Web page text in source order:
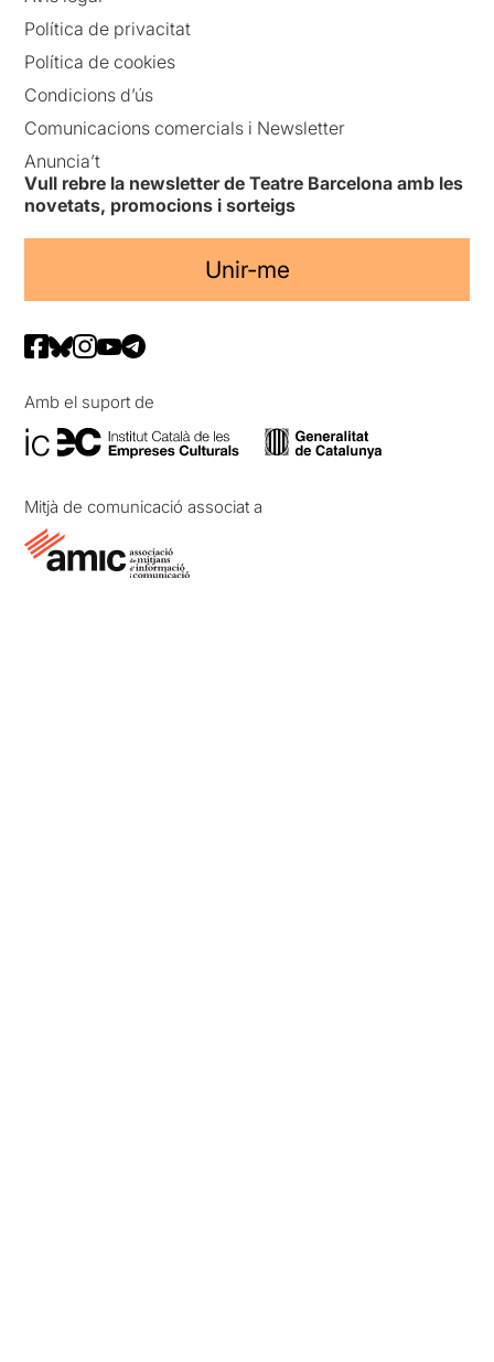
Política de privacitat
Política de cookies
Condicions d’ús
Comunicacions comercials i Newsletter
Anuncia’t
Vull rebre la newsletter de Teatre Barcelona amb les
novetats, promocions i sorteigs
Unir-me
Amb el suport de
Mitjà de comunicació associat a